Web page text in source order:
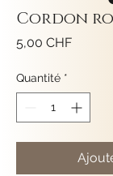
Cordon
5,00 CHFPrix
Quantité *